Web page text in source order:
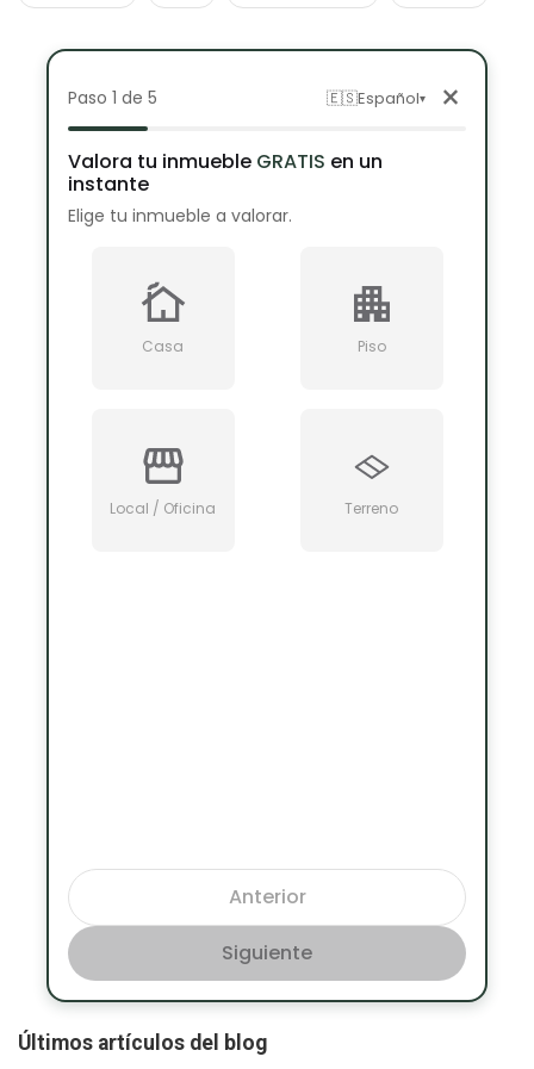
Paso 1 de 5 🇪🇸Español▾ ×
Valora tu inmueble GRATIS en un
instante
Elige tu inmueble a valorar.
Casa Piso
Local / Oficina Terreno
Anterior
Siguiente
Últimos artículos del blog